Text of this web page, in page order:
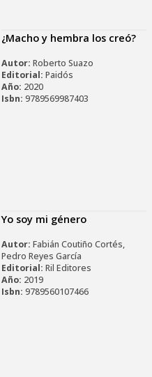
¿Macho y hembra los creó?
Autor: Roberto Suazo
Editorial: Paidós
Año: 2020
Isbn: 9789569987403
Yo soy mi género
Autor: Fabián Coutiño Cortés,
Pedro Reyes García
Editorial: Ril Editores
Año: 2019
Isbn: 9789560107466